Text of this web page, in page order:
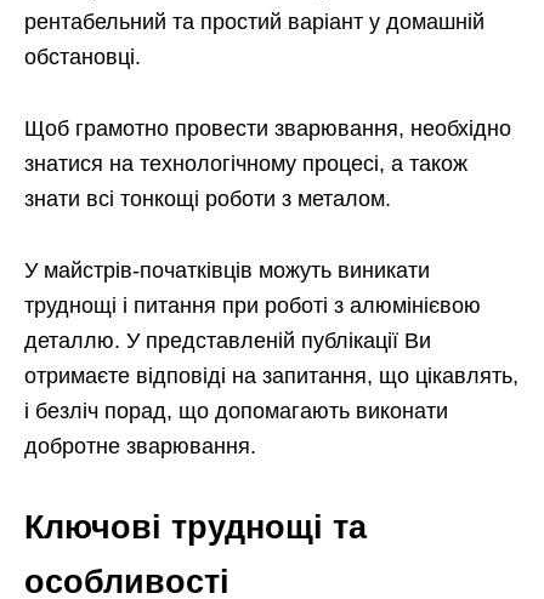
рентабельний та простий варіант у домашній
обстановці.
Щоб грамотно провести зварювання, необхідно
знатися на технологічному процесі, а також
знати всі тонкощі роботи з металом.
У майстрів-початківців можуть виникати
труднощі і питання при роботі з алюмінієвою
деталлю. У представленій публікації Ви
отримаєте відповіді на запитання, що цікавлять,
і безліч порад, що допомагають виконати
добротне зварювання.
Ключові труднощі та
особливості